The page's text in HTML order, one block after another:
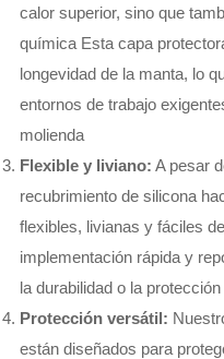
calor superior, sino que
química Esta capa
longevidad de la manta, lo
entornos de trabajo
molienda
Flexible y liviano: A pesar
recubrimiento de silicona
flexibles, livianas y fáciles
implementación rápida y
la durabilidad o la
Protección versátil:
están diseñados para